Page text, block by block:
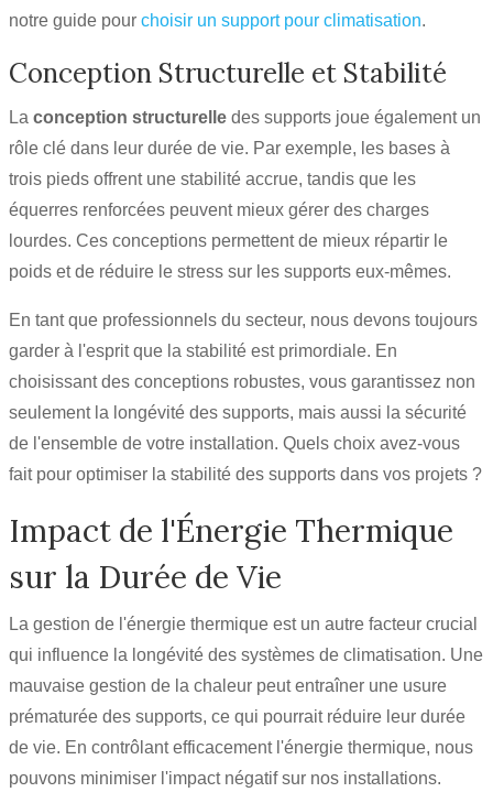
notre guide pour choisir un support pour climatisation.
Conception Structurelle et Stabilité
La conception structurelle des supports joue également un
rôle clé dans leur durée de vie. Par exemple, les bases à
trois pieds offrent une stabilité accrue, tandis que les
équerres renforcées peuvent mieux gérer des charges
lourdes. Ces conceptions permettent de mieux répartir le
poids et de réduire le stress sur les supports eux-mêmes.
En tant que professionnels du secteur, nous devons toujours
garder à l'esprit que la stabilité est primordiale. En
choisissant des conceptions robustes, vous garantissez non
seulement la longévité des supports, mais aussi la sécurité
de l'ensemble de votre installation. Quels choix avez-vous
fait pour optimiser la stabilité des supports dans vos projets ?
Impact de l'Énergie Thermique
sur la Durée de Vie
La gestion de l'énergie thermique est un autre facteur crucial
qui influence la longévité des systèmes de climatisation. Une
mauvaise gestion de la chaleur peut entraîner une usure
prématurée des supports, ce qui pourrait réduire leur durée
de vie. En contrôlant efficacement l'énergie thermique, nous
pouvons minimiser l'impact négatif sur nos installations.